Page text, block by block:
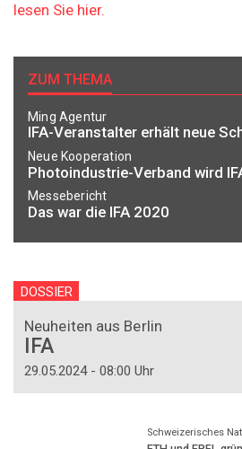
lesen Sie hier.
ZUM THEMA
Ming Agentur
IFA-Veranstalter erhält neue
Neue Kooperation
Photoindustrie-Verband wird
Messebericht
Das war die IFA 2020
DOSSIER
Neuheiten aus Berlin
IFA
29.05.2024 - 08:00 Uhr
Schweizerisches